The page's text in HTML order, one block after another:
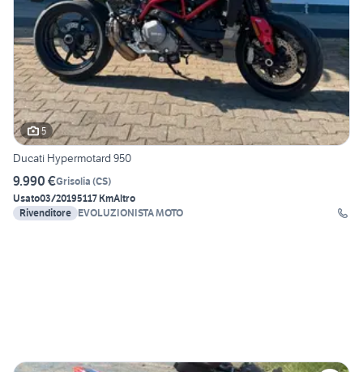
5
Ducati Hypermotard 950
9.990 €Grisolia (CS)
Usato03/20195117 KmAltro
Rivenditore EVOLUZIONISTA MOTO